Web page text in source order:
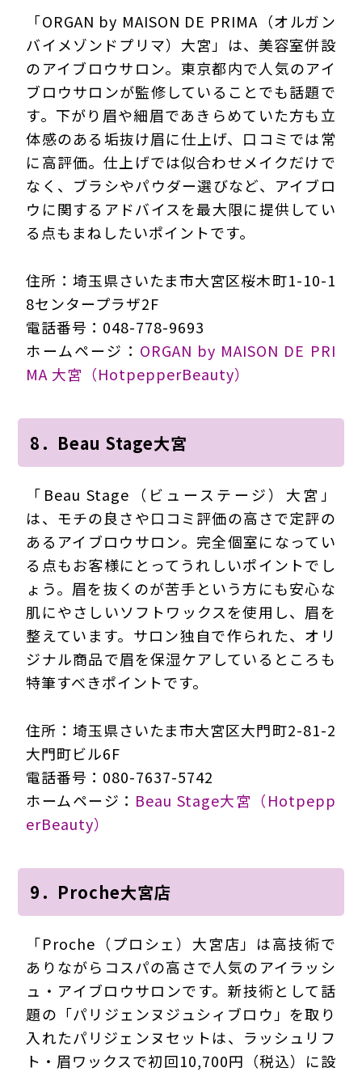
「ORGAN by MAISON DE PRIMA（オルガン
バイメゾンドプリマ）大宮」は、美容室併設
のアイブロウサロン。東京都内で人気のアイ
ブロウサロンが監修していることでも話題で
す。下がり眉や細眉であきらめていた方も立
体感のある垢抜け眉に仕上げ、口コミでは常
に高評価。仕上げでは似合わせメイクだけで
なく、ブラシやパウダー選びなど、アイブロ
ウに関するアドバイスを最大限に提供してい
る点もまねしたいポイントです。
住所：埼玉県さいたま市大宮区桜木町1-10-1
8センタープラザ2F
電話番号：048-778-9693
ホームページ： ORGAN by MAISON DE PRI
MA 大宮（HotpepperBeauty）
8．Beau Stage大宮
「Beau Stage（ビューステージ）大宮」
は、モチの良さや口コミ評価の高さで定評の
あるアイブロウサロン。完全個室になってい
る点もお客様にとってうれしいポイントでし
ょう。眉を抜くのが苦手という方にも安心な
肌にやさしいソフトワックスを使用し、眉を
整えています。サロン独自で作られた、オリ
ジナル商品で眉を保湿ケアしているところも
特筆すべきポイントです。
住所：埼玉県さいたま市大宮区大門町2-81-2
大門町ビル6F
電話番号：080-7637-5742
ホームページ： Beau Stage大宮（Hotpepp
erBeauty）
9．Proche大宮店
「Proche（プロシェ）大宮店」は高技術で
ありながらコスパの高さで人気のアイラッシ
ュ・アイブロウサロンです。新技術として話
題の「パリジェンヌジュシィブロウ」を取り
入れたパリジェンヌセットは、ラッシュリフ
ト・眉ワックスで初回10,700円（税込）に設